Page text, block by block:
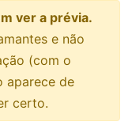
ver a prévia.
e não
(com o
aparece de
certo.